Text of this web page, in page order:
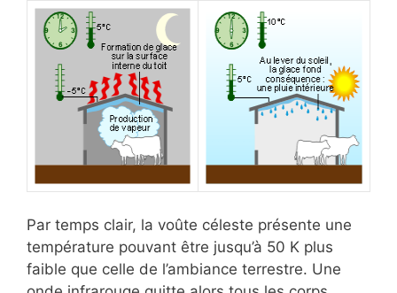
Par temps clair, la voûte céleste présente une
température pouvant être jusqu’à 50 K plus
faible que celle de l’ambiance terrestre. Une